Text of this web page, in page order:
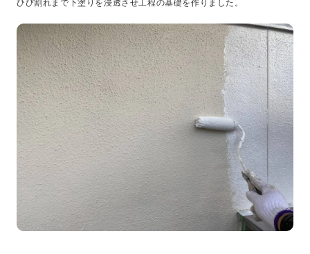
ひび割れまで下塗りを浸透させ工程の基礎を作りました。